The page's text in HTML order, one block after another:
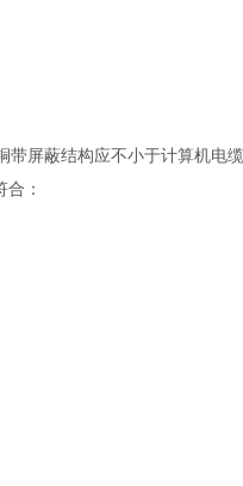
屏蔽结构应不小于计算机电缆
：